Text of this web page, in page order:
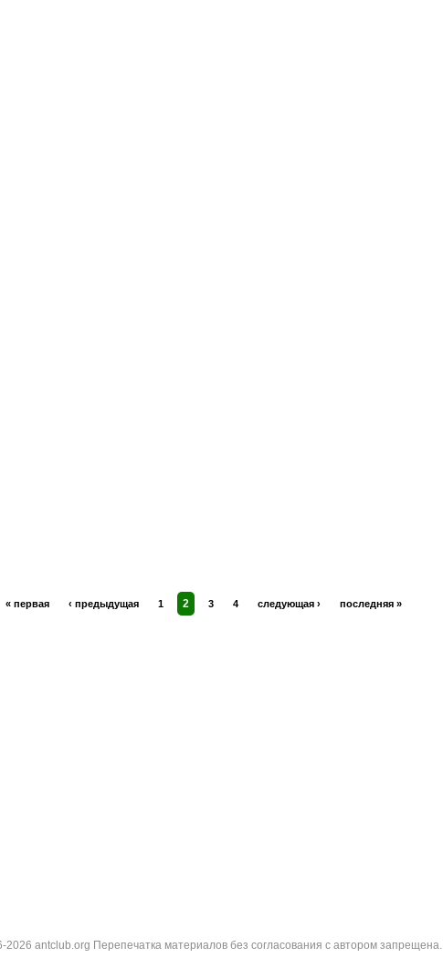
« первая ‹ предыдущая 1 2 3 4 следующая › последняя »
2026 antclub.org Перепечатка материалов без согласования с автором запрещена.